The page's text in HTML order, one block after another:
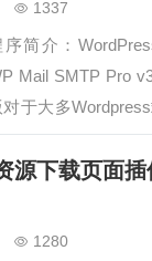
…
1337
序简介：
Mail SMTP Pro
对于大多
的可达性是一个困
主机自带的SMTP
插件可以轻松
源下载页面
1280